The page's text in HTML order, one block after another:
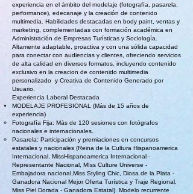
experiencia en el ámbito del modelaje (fotografía, pasarela,
performance), edecanaje y la creación de contenido
multimedia. Habilidades destacadas en body paint, ventas y
marketing, complementadas con formación académica en
Administración de Empresas Turísticas y Sociología.
Altamente adaptable, proactiva y con una sólida capacidad
para conectar con audiencias y clientes, ofreciendo servicios
de alta calidad en diversos formatos, incluyendo contenido
exclusivo en la creacion de contenido multimedia
personalizado y Creativa de Contenido Generado por
Usuario.
Experiencia Laboral Destacada
MODELAJE PROFESIONAL (Más de 15 años de
experiencia)
Fotografía Fija: Más de 120 sesiones con fotógrafos
nacionales e internacionales.
Pasarela: Participación y premiaciones en concursos
estatales y nacionales (Reina de la Cultura Hispanoamerica
Internacional, MissHispanoamerica Internacional -
Representante Nacional, MIss Culture Universe -
Embajadora nacional,Miss Styling Chic, Diosa de la Plata -
Ganadora Nacional Mejor Oferta Turística y Traje Regional,
Miss Piel Dorada - Ganadora Estatal). Modelo recurrente